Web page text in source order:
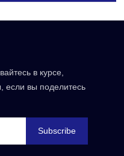
в курсе,
если вы поделитесь
Subscribe